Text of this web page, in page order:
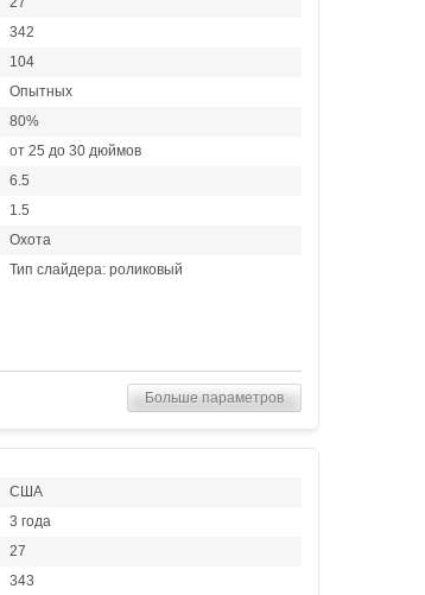
342
104
Опытных
80%
от 25 до 30 дюймов
6.5
1.5
Охота
Тип слайдера: роликовый
Больше параметров
США
3 года
27
343